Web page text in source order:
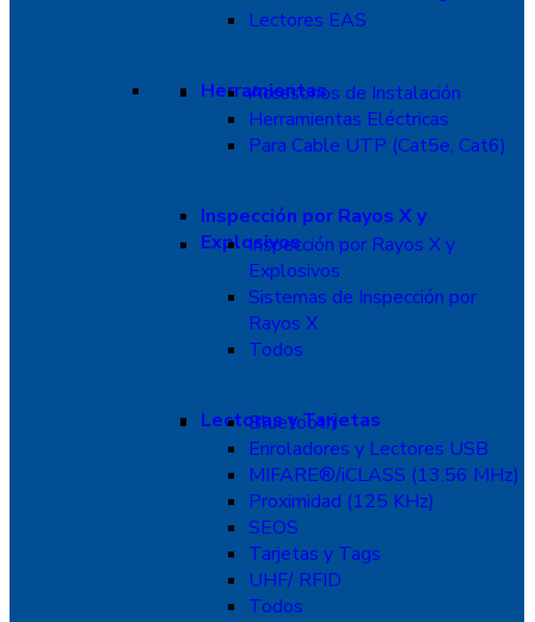
Lectores EAS
Herramientas
Accesorios de Instalación
Herramientas Eléctricas
Para Cable UTP (Cat5e, Cat6)
Inspección por Rayos X y
Explosivos
Inspección por Rayos X y
Explosivos
Sistemas de Inspección por
Rayos X
Todos
Lectoras y Tarjetas
Bluetooth
Enroladores y Lectores USB
MIFARE®/iCLASS (13.56 MHz)
Proximidad (125 KHz)
SEOS
Tarjetas y Tags
UHF/ RFID
Todos